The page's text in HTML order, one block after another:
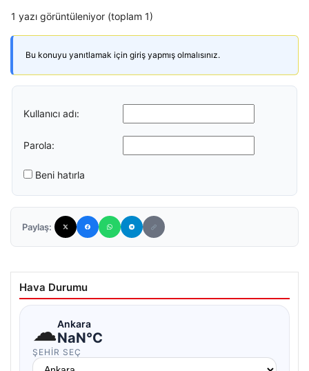
1 yazı görüntüleniyor (toplam 1)
Bu konuyu yanıtlamak için giriş yapmış olmalısınız.
Kullanıcı adı:
Parola:
Beni hatırla
Paylaş:
Hava Durumu
☁Ankara
NaN°C
ŞEHIR SEÇ